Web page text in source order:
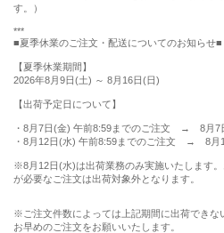
す。）
***
■夏季休業のご注文・配送についてのお知らせ■
【夏季休業期間】
2026年8月9日(土) ～ 8月16日(日)
【出荷予定日について】
・8月7日(金) 午前8:59までのご注文 → 8月7
・8月12日(水) 午前8:59までのご注文 → 8月
※8月12日(水)は出荷業務のみ実施いたします
が必要なご注文は出荷対象外となります。
※ご注文件数によっては上記期間に出荷できな
お早めのご注文をお願いいたします。